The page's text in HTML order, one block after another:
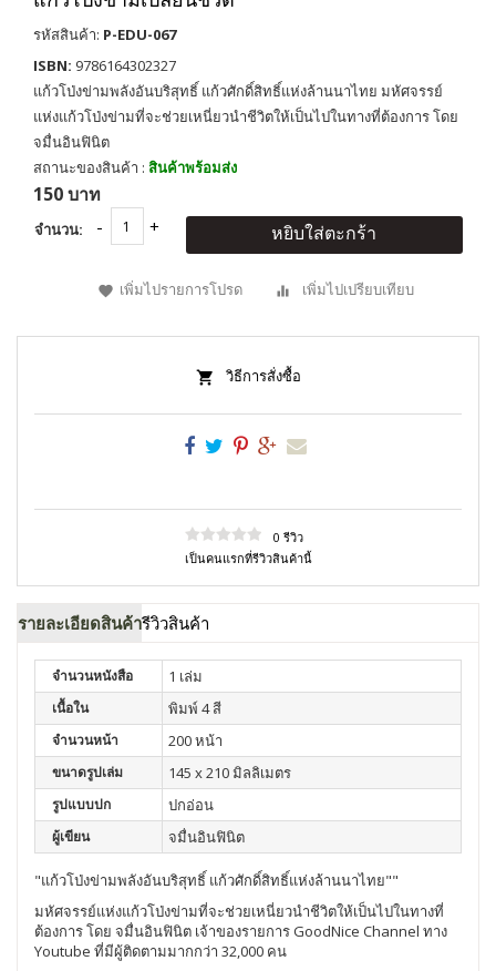
รหัสสินค้า: P-EDU-067
ISBN: 9786164302327
แก้วโป่งข่ามพลังอันบริสุทธิ์ แก้วศักดิ์สิทธิ์แห่งล้านนาไทย มหัศจรรย์
แห่งแก้วโป่งข่ามที่จะช่วยเหนี่ยวนำชีวิตให้เป็นไปในทางที่ต้องการ โดย
จมื่นอินฟินิต
สถานะของสินค้า : สินค้าพร้อมส่ง
150 บาท
จำนวน: หยิบใส่ตะกร้า
เพิ่มไปรายการโปรด เพิ่มไปเปรียบเทียบ
วิธีการสั่งซื้อ
0 รีวิว
เป็นคนแรกที่รีวิวสินค้านี้
รายละเอียดสินค้ารีวิวสินค้า
จำนวนหนังสือ 1 เล่ม
เนื้อใน พิมพ์ 4 สี
จำนวนหน้า 200 หน้า
ขนาดรูปเล่ม 145 x 210 มิลลิเมตร
รูปแบบปก ปกอ่อน
ผู้เขียน จมื่นอินฟินิต
"แก้วโป่งข่ามพลังอันบริสุทธิ์ แก้วศักดิ์สิทธิ์แห่งล้านนาไทย""
มหัศจรรย์แห่งแก้วโป่งข่ามที่จะช่วยเหนี่ยวนำชีวิตให้เป็นไปในทางที่
ต้องการ โดย จมื่นอินฟินิต เจ้าของรายการ GoodNice Channel ทาง
Youtube ที่มีผู้ติดตามมากกว่า 32,000 คน